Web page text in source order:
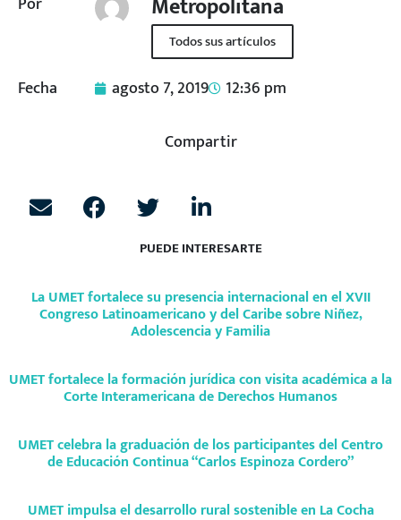
Todos sus artículos
Fecha agosto 7, 2019 12:36 pm
Compartir
PUEDE INTERESARTE
La UMET fortalece su presencia internacional en el XVII
Congreso Latinoamericano y del Caribe sobre Niñez,
Adolescencia y Familia
UMET fortalece la formación jurídica con visita académica a la
Corte Interamericana de Derechos Humanos
UMET celebra la graduación de los participantes del Centro
de Educación Continua “Carlos Espinoza Cordero”
UMET impulsa el desarrollo rural sostenible en La Cocha